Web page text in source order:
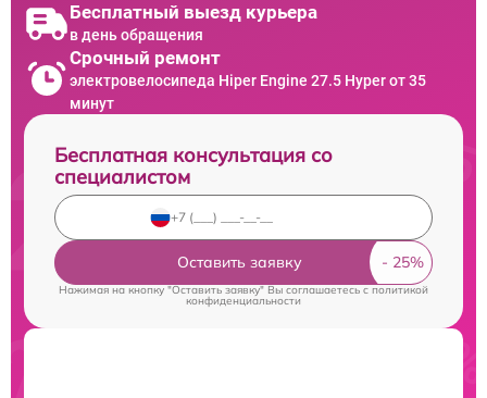
Бесплатный выезд курьера
в день обращения
Срочный ремонт
электровелосипеда Hiper Engine 27.5 Нyper от 35
минут
Бесплатная консультация со
специалистом
Оставить заявку
Нажимая на кнопку "Оставить заявку" Вы соглашаетесь cполитикой
конфиденциальности